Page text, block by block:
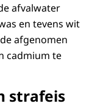
afvalwater
en tevens wit
afgenomen
cadmium te
strafeis